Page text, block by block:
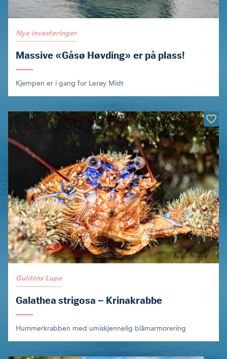
Nye investeringer
Massive «Gåsø Høvding» er på plass!
Kjempen er i gang for Lerøy Midt
Guldens Lupe
Galathea strigosa – Krinakrabbe
Hummerkrabben med umiskjennelig blåmarmorering